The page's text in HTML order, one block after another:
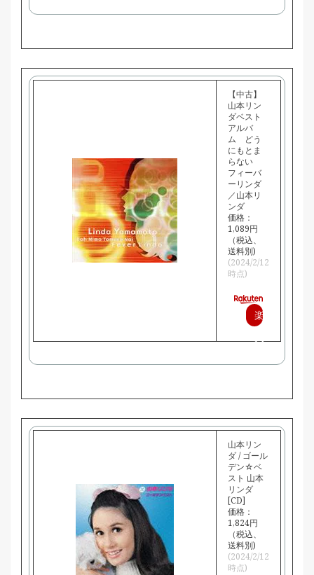
【中古】
山本リン
ダベスト
アルバ
ム どう
にもとま
らない
フィーバ
ーリンダ
／山本リ
ンダ
価格：
1,089円
（税込、
送料別)
(2024/2/12
時点)
楽
山本リン
ダ / ゴール
デン☆ベ
スト 山本
リンダ
[CD]
価格：
1,824円
（税込、
送料別)
(2024/2/12
時点)